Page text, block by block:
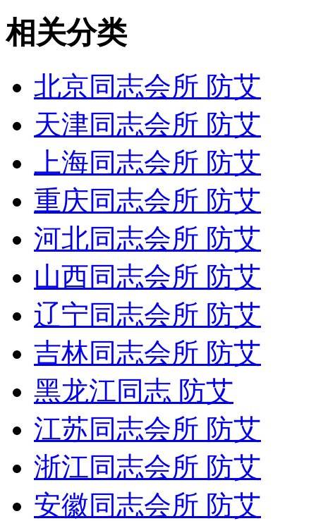
相关分类
北京同志会所 防艾
天津同志会所 防艾
上海同志会所 防艾
重庆同志会所 防艾
河北同志会所 防艾
山西同志会所 防艾
辽宁同志会所 防艾
吉林同志会所 防艾
黑龙江同志 防艾
江苏同志会所 防艾
浙江同志会所 防艾
安徽同志会所 防艾